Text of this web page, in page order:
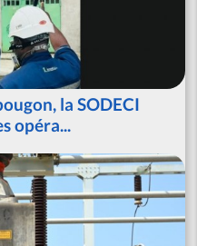
la SODECI
opéra...